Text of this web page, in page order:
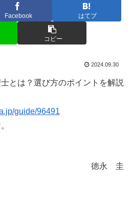
Facebook はてブ
コピー
2024.09.30
とは？選び方のポイントを解説
guide/96491
徳永 圭